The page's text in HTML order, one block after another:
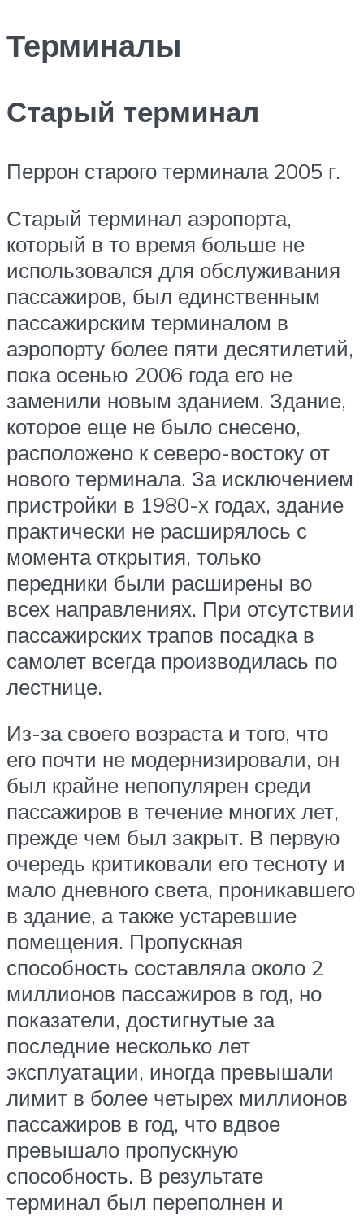
Терминалы
Старый терминал
Перрон старого терминала 2005 г.
Старый терминал аэропорта,
который в то время больше не
использовался для обслуживания
пассажиров, был единственным
пассажирским терминалом в
аэропорту более пяти десятилетий,
пока осенью 2006 года его не
заменили новым зданием. Здание,
которое еще не было снесено,
расположено к северо-востоку от
нового терминала. За исключением
пристройки в 1980-х годах, здание
практически не расширялось с
момента открытия, только
передники были расширены во
всех направлениях. При отсутствии
пассажирских трапов посадка в
самолет всегда производилась по
лестнице.
Из-за своего возраста и того, что
его почти не модернизировали, он
был крайне непопулярен среди
пассажиров в течение многих лет,
прежде чем был закрыт. В первую
очередь критиковали его тесноту и
мало дневного света, проникавшего
в здание, а также устаревшие
помещения. Пропускная
способность составляла около 2
миллионов пассажиров в год, но
показатели, достигнутые за
последние несколько лет
эксплуатации, иногда превышали
лимит в более четырех миллионов
пассажиров в год, что вдвое
превышало пропускную
способность. В результате
терминал был переполнен и